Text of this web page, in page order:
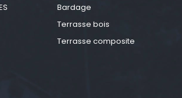
Bardage
Terrasse bois
Terrasse composite